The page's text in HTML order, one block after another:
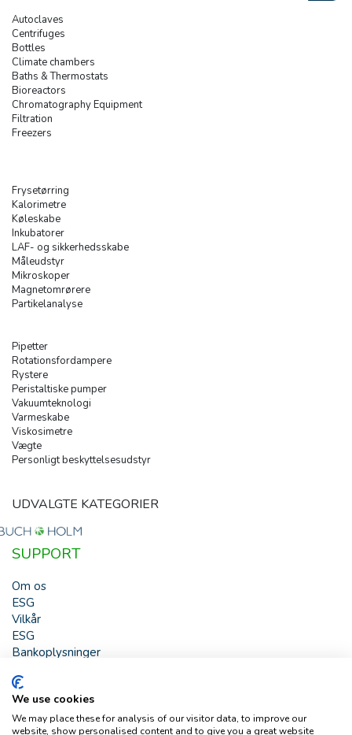
Autoclaves
Centrifuges
Bottles
Climate chambers
Baths & Thermostats
Bioreactors
Chromatography Equipment
Filtration
Freezers
Frysetørring
Kalorimetre
Køleskabe
Inkubatorer
LAF- og sikkerhedsskabe
Måleudstyr
Mikroskoper
Magnetomrørere
Partikelanalyse
Pipetter
Rotationsfordampere
Rystere
Peristaltiske pumper
Vakuumteknologi
Varmeskabe
Viskosimetre
Vægte
Personligt beskyttelsesudstyr
UDVALGTE KATEGORIER
SUPPORT
Om os
ESG
Vilkår
ESG
Bankoplysninger
HJÆLP
Buch & Holm A/S - Marielundvej 39 - DK-2730 Herlev -
Tlf. +45 44 54 00 00 - e-mail:b-h@buch-holm.dk- CVR-nr.:
We use cookies
We may place these for analysis of our visitor data, to improve our
website, show personalised content and to give you a great website